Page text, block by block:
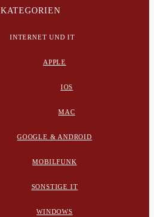
KATEGORIEN
INTERNET UND IT
APPLE
IOS
MAC
GOOGLE & ANDROID
MOBILFUNK
SONSTIGE IT
WINDOWS